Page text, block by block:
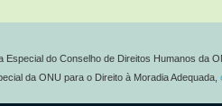
Especial do Conselho de Direitos Humanos da
da ONU para o Direito à Moradia Adequada,